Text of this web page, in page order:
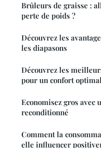
Brûleurs de graisse :
perte de poids ?
Découvrez les
les diapasons
Découvrez les
pour un confort optimal
Economisez gros avec
reconditionné
Comment la
elle influencer